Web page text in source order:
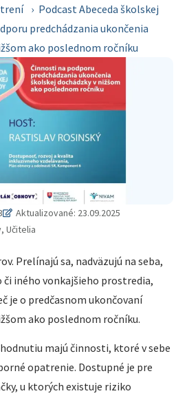
› Podcast Abeceda školskej
predchádzania ukončenia
ako poslednom ročníku
Aktualizované: 23.09.2025
Učitelia
Prelínajú sa, nadväzujú na seba,
či iného vonkajšieho prostredia,
je o predčasnom ukončovaní
ako poslednom ročníku.
majú činnosti, ktoré v sebe
opatrenie. Dostupné je pre
u ktorých existuje riziko